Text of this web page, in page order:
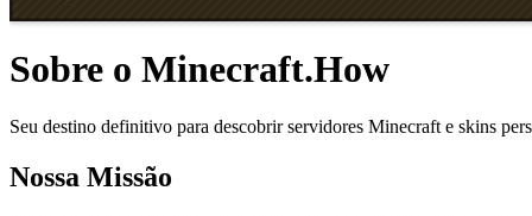
Sobre o Minecraft.How
Seu destino definitivo para descobrir servidores Minecraft e skins
Nossa Missão